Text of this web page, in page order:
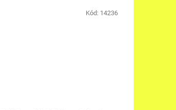
Kód: 14236